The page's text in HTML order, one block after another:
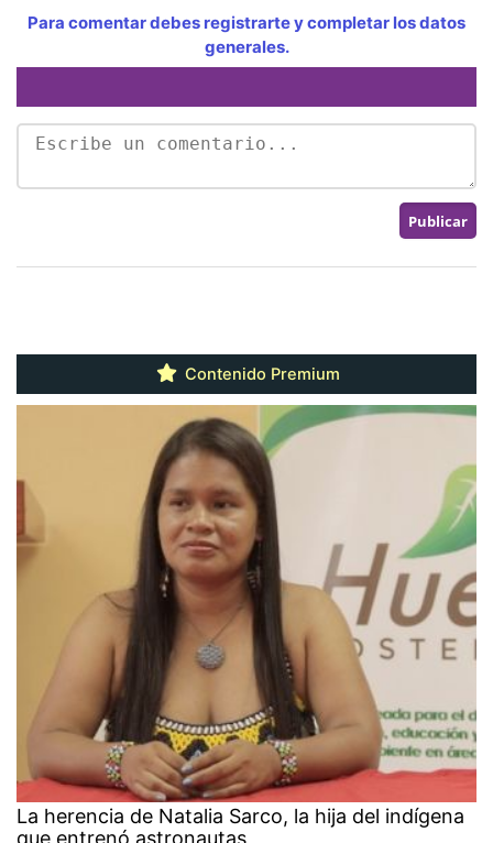
Para comentar debes registrarte y completar los datos
generales.
Contenido Premium
La herencia de Natalia Sarco, la hija del indígena